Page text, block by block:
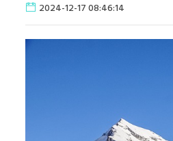
2024-12-17 08:46:14